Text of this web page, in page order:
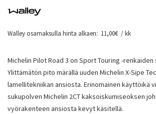
Walley osamaksulla hinta alkaen: 11,00€ / kk
Michelin Pilot Road 3 on Sport Touring -renkaiden
Ylittämätön pito märällä uuden Michelin X-Sipe
lamellitekniikan ansiosta. Erinomainen käyttöikä
sukupolven Michelin 2CT kaksoiskumiseoksen
vyörakenteen ansiosta kevyt käsitellä.